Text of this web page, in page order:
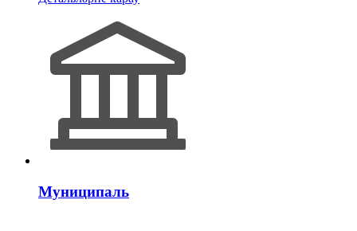
Муниципаль